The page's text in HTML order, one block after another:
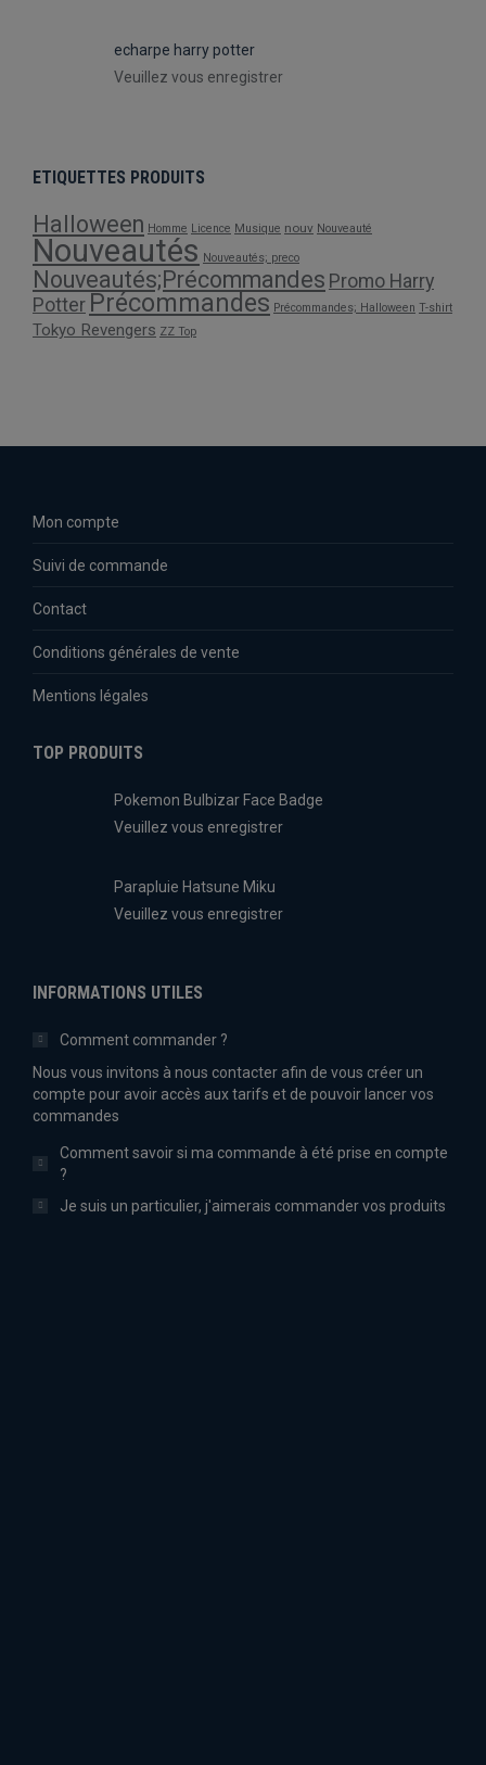
echarpe harry potter
Veuillez vous enregistrer
ETIQUETTES PRODUITS
Halloween Homme Licence Musique nouv Nouveauté
Nouveautés Nouveautés; preco
Nouveautés;Précommandes Promo Harry
Potter Précommandes Précommandes; Halloween T-shirt
Tokyo Revengers ZZ Top
Mon compte
Suivi de commande
Contact
Conditions générales de vente
Mentions légales
TOP PRODUITS
Pokemon Bulbizar Face Badge
Veuillez vous enregistrer
Parapluie Hatsune Miku
Veuillez vous enregistrer
INFORMATIONS UTILES
Comment commander ?
Nous vous invitons à nous contacter afin de vous créer un
compte pour avoir accès aux tarifs et de pouvoir lancer vos
commandes
Comment savoir si ma commande à été prise en compte
?
Je suis un particulier, j'aimerais commander vos produits